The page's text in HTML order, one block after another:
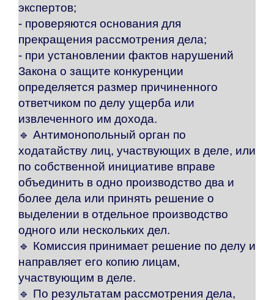
экспертов;
- проверяются основания для
прекращения рассмотрения дела;
- при установлении фактов нарушений
Закона о защите конкуренции
определяется размер причиненного
ответчиком по делу ущерба или
извлеченного им дохода.
🔹 Антимонопольный орган по
ходатайству лиц, участвующих в деле, или
по собственной инициативе вправе
объединить в одно производство два и
более дела или принять решение о
выделении в отдельное производство
одного или нескольких дел.
🔹 Комиссия принимает решение по делу и
направляет его копию лицам,
участвующим в деле.
🔹 По результатам рассмотрения дела,